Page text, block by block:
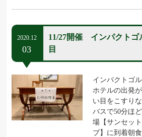
2020.12
03
11/27開催 インパクト
目
インパクトゴ
ホテルの出発
い目をこすり
バスで50分ほ
場【サンセッ
ブ】に到着朝